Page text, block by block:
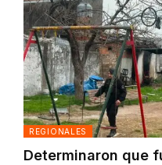
REGIONALES
Determinaron que